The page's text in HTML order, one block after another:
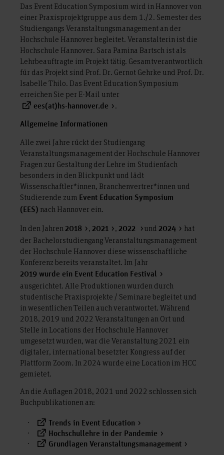
Das Event Education Symposium wird in Hannover von
einer Praxisprojektgruppe aus dem 1./2. Semester des
Studiengangs Veranstaltungsmanagement an der
Hochschule Hannover begleitet. Veranstalterin ist die
Hochschule Hannover. Sara Pamina Bartsch ist als
Lehrbeauftragte im Projekt tätig. Gesamtverantwortlich
für das Projekt sind Prof. Dr. Gernot Gehrke und Prof. Dr.
Isabelle Thilo. Das Event Education Symposium
erreichen Sie per E-Mail unter
ees(at)hs-hannover.de .
Allgemeine Informationen
Alle zwei Jahre rückt der Studiengang
Veranstaltungsmanagement der Hochschule Hannover
Fragen zur Gestaltung der Lehre im Studienfach
besonders in den Blickpunkt und lädt
Wissenschaftler*innen, Branchenvertrer*innen und
Studierende zum Event Education Symposium
(EES) nach Hannover ein.
In den Jahren 2018 , 2021 , 2022 und 2024
hat
der Bachelorstudiengang Veranstaltungsmanagement
der Hochschule Hannover diese wissenschaftliche
Konferenz bereits veranstaltet. Im Jahr
2019 wurde ein Event Education Festival
ausgerichtet. Alle Produktionen wurden durch
studentische Praxisprojekte / Seminare begleitet und
in wesentlichen Teilen auch verantwortet. Während
2018, 2019 und 2022 Veranstaltungen an Ort und
Stelle in Locations der Hochschule Hannover
umgesetzt wurden, war die Veranstaltung 2021 ein
digitaler, international besetzter Kongress auf der
Plattform Zoom. In 2024 wurde eine Location im HCC
gemietet.
An die Auflagen 2018, 2021 und 2022 schlossen sich
Buchpublikationen an:
Trends in Event Education
Hochschullehre in der Pandemie
Grundlagen Veranstaltungsmanagement